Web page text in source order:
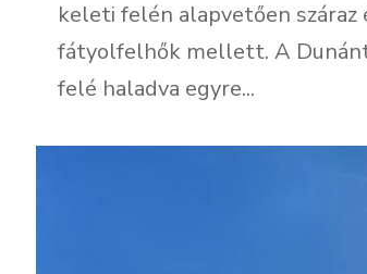
keleti felén alapvetően száraz
fátyolfelhők mellett. A
felé haladva egyre...